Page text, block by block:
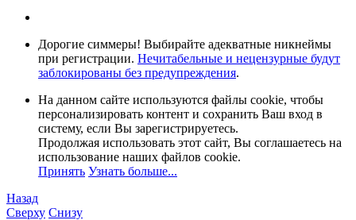
Дорогие симмеры! Выбирайте адекватные никнеймы
при регистрации. Нечитабельные и нецензурные будут
заблокированы без предупреждения.
На данном сайте используются файлы cookie, чтобы
персонализировать контент и сохранить Ваш вход в
систему, если Вы зарегистрируетесь.
Продолжая использовать этот сайт, Вы соглашаетесь на
использование наших файлов cookie.
Принять Узнать больше...
Назад
Сверху Снизу